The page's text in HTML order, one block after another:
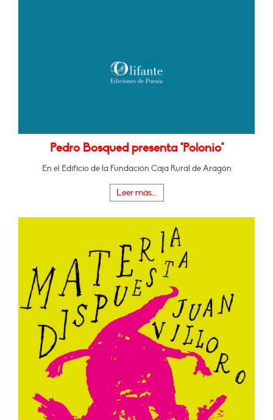
Pedro Bosqued presenta "Polonio"
En el Edificio de la Fundación Caja Rural de Aragón
Leer más...